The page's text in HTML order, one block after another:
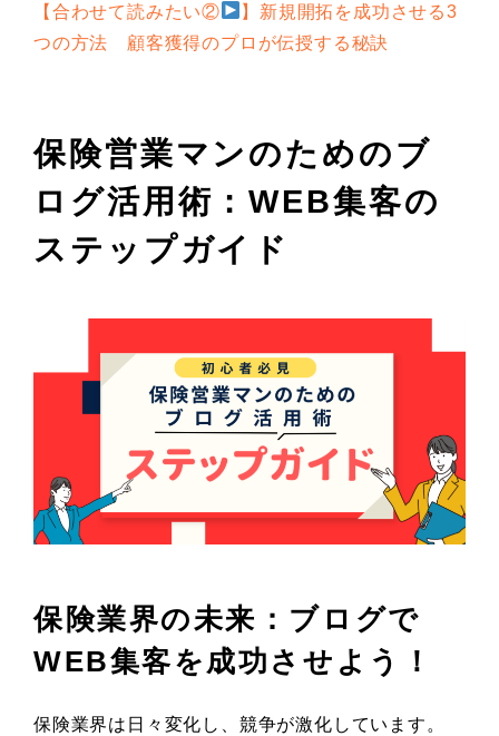
【合わせて読みたい②
】新規開拓を成功させる3
つの方法 顧客獲得のプロが伝授する秘訣
保険営業マンのためのブ
ログ活用術：WEB集客の
ステップガイド
保険業界の未来：ブログで
WEB集客を成功させよう！
保険業界は日々変化し、競争が激化しています。